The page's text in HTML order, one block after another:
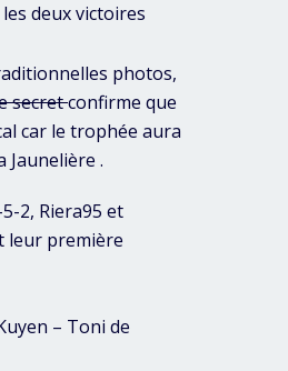
deux victoires
photos,
secretconfirme que
car le trophée aura
Jaunelière .
2, Riera95 et
leur première
– Toni de